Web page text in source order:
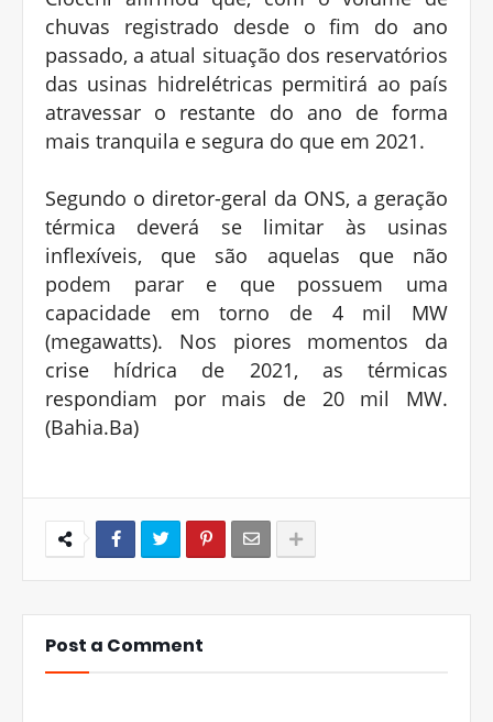
chuvas registrado desde o fim do ano
passado, a atual situação dos reservatórios
das usinas hidrelétricas permitirá ao país
atravessar o restante do ano de forma
mais tranquila e segura do que em 2021.
Segundo o diretor-geral da ONS, a geração
térmica deverá se limitar às usinas
inflexíveis, que são aquelas que não
podem parar e que possuem uma
capacidade em torno de 4 mil MW
(megawatts). Nos piores momentos da
crise hídrica de 2021, as térmicas
respondiam por mais de 20 mil MW.
(Bahia.Ba)
Post a Comment